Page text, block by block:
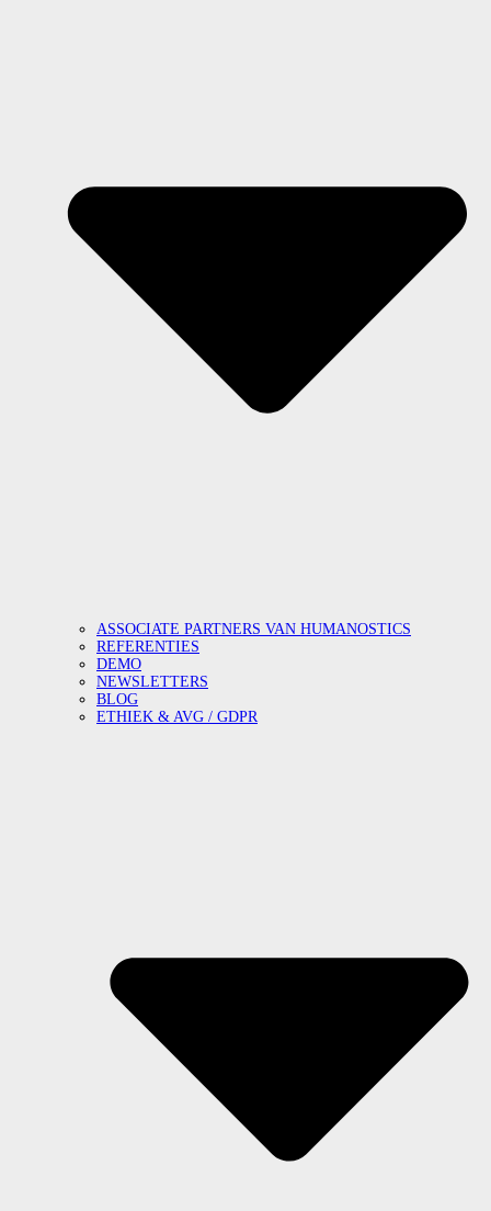
ASSOCIATE PARTNERS VAN HUMANOSTICS
REFERENTIES
DEMO
NEWSLETTERS
BLOG
ETHIEK & AVG / GDPR